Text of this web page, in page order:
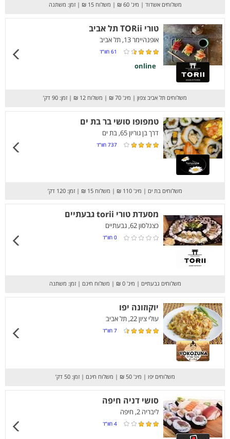
משלוחים אשדוד | מינ' 60 ₪ | משלוח 15 ₪ | זמן: משתנה
טורי TORii תל אביב
אופנהיימר 13, תל אביב
61 חוו”ד
online
משלוחים תל אביב צפון | מינ' 70 ₪ | משלוח 12 ₪ | זמן: 90 דק’
טמפופו סושי בר בת ים
דרך בן גוריון 65, בת ים
737 חוו”ד
משלוחים בת ים | מינ' 110 ₪ | משלוח 15 ₪ | זמן: 120 דק’
מסעדת טורי torii גבעתיים
כצנלסון 62, גבעתיים
0 חוו”ד
משלוחים גבעתיים | מינ' 0 ₪ | משלוח חינם | זמן: משתנה
יוקוזונה יפו
עולי ציון 22, תל אביב
7 חוו”ד
משלוחים יפו | מינ' 50 ₪ | משלוח חינם | זמן: 50 דק’
סושי דניה חיפה
ליבריה 2, חיפה
4 חוו”ד